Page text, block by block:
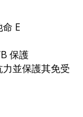
E
保護
並保護其免受